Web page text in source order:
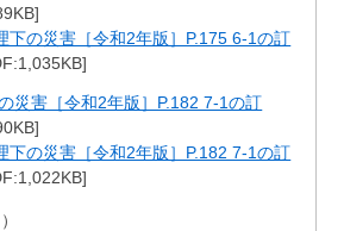
下の災害［令和2年版］P.175 6-1の訂
災害［令和2年版］P.182 7-1の訂
下の災害［令和2年版］P.182 7-1の訂